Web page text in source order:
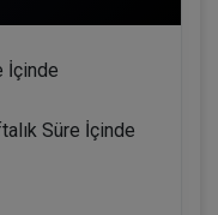
İçinde
Süre İçinde